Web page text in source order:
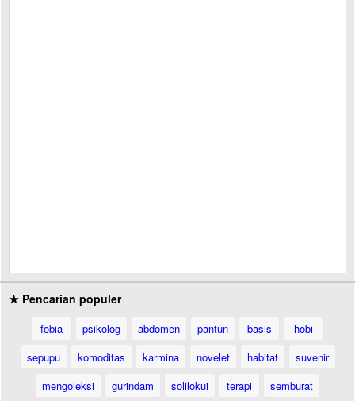
★ Pencarian populer
fobia psikolog abdomen pantun basis
hobi
sepupu
komoditas karmina novelet habitat
suvenir
mengoleksi
gurindam solilokui terapi
semburat